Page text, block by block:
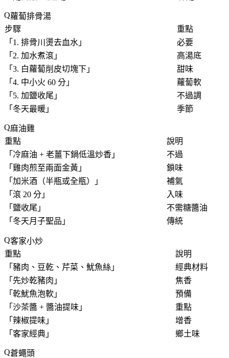
蘿蔔排骨湯
步驟
重點
「 1. 排骨川燙去血水 」
必要
「 2. 加水煮滾 」
高湯底
「 3. 白蘿蔔削皮切塊下 」
甜味
「 4. 中小火 60 分 」
蘿蔔軟
「 5. 加鹽收尾 」
不過調
「 冬天最暖 」 季節
麻油雞
重點
說明
「 冷麻油 + 老薑下鍋低溫炒香 」
不過
「 雞肉煎至兩面金黃 」
鎖味
「 加米酒（半瓶或全瓶） 」
補氣
「 滾 20 分 」
入味
「 鹽收尾 」
不需糖醬油
「 冬天月子聖品 」 傳統
客家小炒
重點
說明
「 豬肉、豆乾、芹菜、魷魚絲 」
經典材料
「 先炒乾豬肉 」
焦香
「 乾魷魚泡軟 」
預備
「 沙茶醬 + 醬油提味 」
重點
「 辣椒提味 」
增香
「 客家經典 」 鄉土味
蒼蠅頭